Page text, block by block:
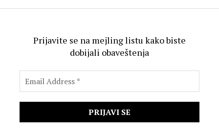
Prijavite se na mejling listu kako biste
dobijali obaveštenja